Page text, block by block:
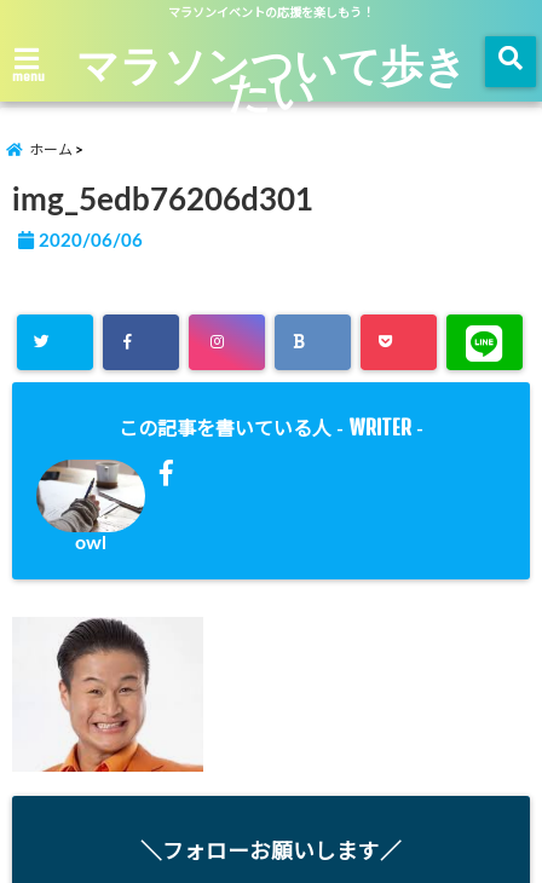
マラソンイベントの応援を楽しもう！
menu マラソンついて歩き
たい
ホーム
img_5edb76206d301
2020/06/06
この記事を書いている人 - WRITER -
owl
＼フォローお願いします／